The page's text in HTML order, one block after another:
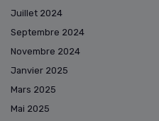
Juillet 2024
Septembre 2024
Novembre 2024
Janvier 2025
Mars 2025
Mai 2025